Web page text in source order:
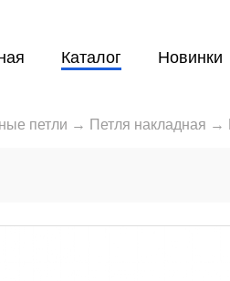
Каталог Новинки
петли → Петля накладная →